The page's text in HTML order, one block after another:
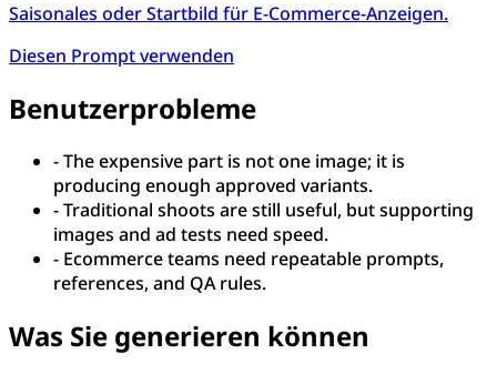
Saisonales oder Startbild für E-Commerce-Anzeigen.
Diesen Prompt verwenden
Benutzerprobleme
-The expensive part is not one image; it is
producing enough approved variants.
-Traditional shoots are still useful, but supporting
images and ad tests need speed.
- Ecommerce teams need repeatable prompts,
references, and QA rules.
Was Sie generieren können